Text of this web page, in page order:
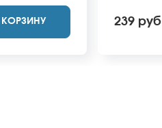
*Внешний
фото на
КОРЗИНУ
блюда
239 руб